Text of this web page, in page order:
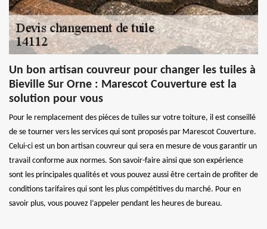
Un bon artisan couvreur pour changer les tuiles à
Bieville Sur Orne : Marescot Couverture est la
solution pour vous
Pour le remplacement des pièces de tuiles sur votre toiture, il est conseillé
de se tourner vers les services qui sont proposés par Marescot Couverture.
Celui-ci est un bon artisan couvreur qui sera en mesure de vous garantir un
travail conforme aux normes. Son savoir-faire ainsi que son expérience
sont les principales qualités et vous pouvez aussi être certain de profiter de
conditions tarifaires qui sont les plus compétitives du marché. Pour en
savoir plus, vous pouvez l’appeler pendant les heures de bureau.